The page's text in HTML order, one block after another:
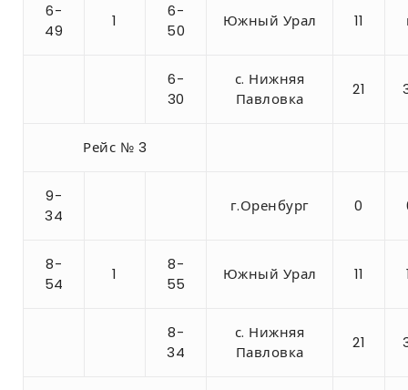
6-
49
1
6-
50
Южный Урал 11
6-
30
с. Нижняя
Павловка
21
Рейс № 3
9-
34
г.Оренбург 0
8-
54
1
8-
55
Южный Урал 11
8-
34
с. Нижняя
Павловка
21